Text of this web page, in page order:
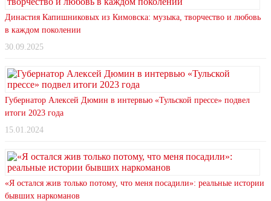
Династия Капишниковых из Кимовска: музыка, творчество и любовь
в каждом поколении
30.09.2025
Губернатор Алексей Дюмин в интервью «Тульской прессе» подвел
итоги 2023 года
15.01.2024
«Я остался жив только потому, что меня посадили»: реальные истории
бывших наркоманов